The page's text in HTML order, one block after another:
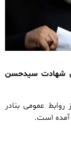
شهادت سیدحسن
عمومی بنادر
است.